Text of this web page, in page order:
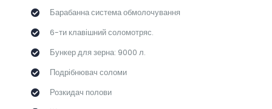
Барабанна система обмолочування
6-ти клавішний соломотряс.
Бункер для зерна: 9000 л.
Подрібнювач соломи
Розкидач полови